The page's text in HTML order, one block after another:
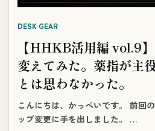
DESK GEAR
【HHKB活用編 vol.9
変えてみた。薬指が主
とは思わなかった。
こんにちは、かっぺいです。 前回
ップ変更に手を出しました。 …